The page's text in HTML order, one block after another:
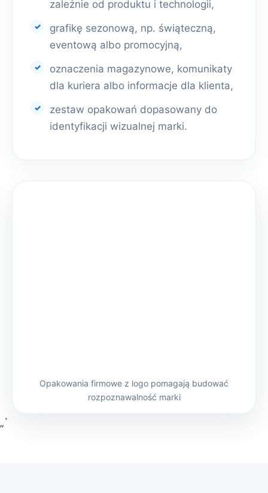
zależnie od produktu i technologii,
grafikę sezonową, np. świąteczną,
eventową albo promocyjną,
oznaczenia magazynowe, komunikaty
dla kuriera albo informacje dla klienta,
zestaw opakowań dopasowany do
identyfikacji wizualnej marki.
Opakowania firmowe z logo pomagają budować
rozpoznawalność marki
„`